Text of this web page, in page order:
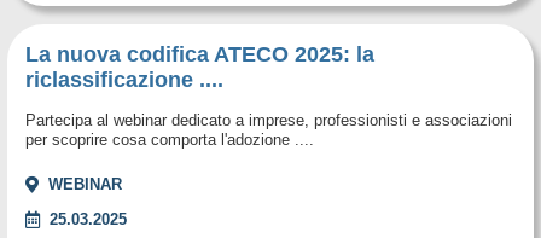
La nuova codifica ATECO 2025: la
riclassificazione ....
Partecipa al webinar dedicato a imprese, professionisti e associazioni
per scoprire cosa comporta l'adozione ....
WEBINAR
25.03.2025